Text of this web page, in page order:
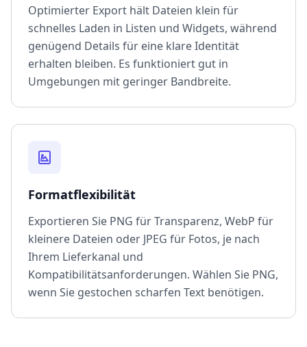
Optimierter Export hält Dateien klein für
schnelles Laden in Listen und Widgets, während
genügend Details für eine klare Identität
erhalten bleiben. Es funktioniert gut in
Umgebungen mit geringer Bandbreite.
Formatflexibilität
Exportieren Sie PNG für Transparenz, WebP für
kleinere Dateien oder JPEG für Fotos, je nach
Ihrem Lieferkanal und
Kompatibilitätsanforderungen. Wählen Sie PNG,
wenn Sie gestochen scharfen Text benötigen.